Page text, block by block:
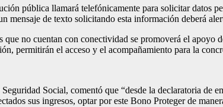
pública llamará telefónicamente para solicitar datos
mensaje de texto solicitando esta información deberá
que no cuentan con conectividad se promoverá el
permitirán el acceso y el acompañamiento para la
Social, comentó que “desde la declaratoria de
sus ingresos, optar por este Bono Proteger de